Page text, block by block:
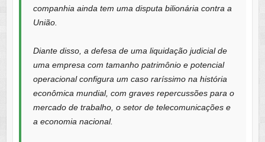
companhia ainda tem uma disputa bilionária contra a
União.
Diante disso, a defesa de uma liquidação judicial de
uma empresa com tamanho patrimônio e potencial
operacional configura um caso raríssimo na história
econômica mundial, com graves repercussões para o
mercado de trabalho, o setor de telecomunicações e
a economia nacional.